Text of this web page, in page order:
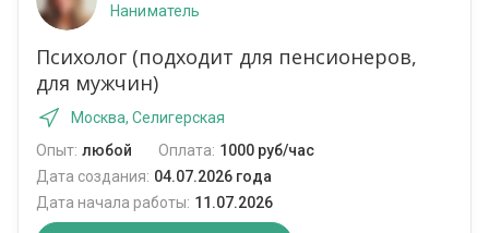
Наниматель
Психолог (подходит для пенсионеров,
для мужчин)
Москва, Селигерская
Опыт: любой Оплата: 1000 руб/час
Дата создания: 04.07.2026 года
Дата начала работы: 11.07.2026